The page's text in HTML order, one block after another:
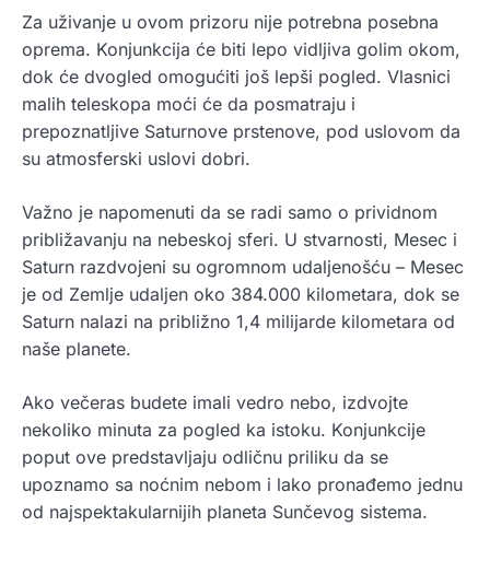
Za uživanje u ovom prizoru nije potrebna posebna
oprema. Konjunkcija će biti lepo vidljiva golim okom,
dok će dvogled omogućiti još lepši pogled. Vlasnici
malih teleskopa moći će da posmatraju i
prepoznatljive Saturnove prstenove, pod uslovom da
su atmosferski uslovi dobri.
Važno je napomenuti da se radi samo o prividnom
približavanju na nebeskoj sferi. U stvarnosti, Mesec i
Saturn razdvojeni su ogromnom udaljenošću – Mesec
je od Zemlje udaljen oko 384.000 kilometara, dok se
Saturn nalazi na približno 1,4 milijarde kilometara od
naše planete.
Ako večeras budete imali vedro nebo, izdvojte
nekoliko minuta za pogled ka istoku. Konjunkcije
poput ove predstavljaju odličnu priliku da se
upoznamo sa noćnim nebom i lako pronađemo jednu
od najspektakularnijih planeta Sunčevog sistema.